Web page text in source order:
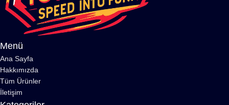
Menü
Ana Sayfa
Hakkımızda
Tüm Ürünler
İletişim